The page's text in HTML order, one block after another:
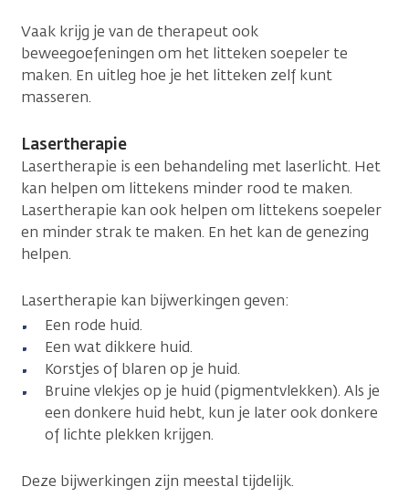
Vaak krijg je van de therapeut ook
beweegoefeningen om het litteken soepeler te
maken. En uitleg hoe je het litteken zelf kunt
masseren.
Lasertherapie
Lasertherapie is een behandeling met laserlicht. Het
kan helpen om littekens minder rood te maken.
Lasertherapie kan ook helpen om littekens soepeler
en minder strak te maken. En het kan de genezing
helpen.
Lasertherapie kan bijwerkingen geven:
Een rode huid.
Een wat dikkere huid.
Korstjes of blaren op je huid.
Bruine vlekjes op je huid (pigmentvlekken). Als je
een donkere huid hebt, kun je later ook donkere
of lichte plekken krijgen.
Deze bijwerkingen zijn meestal tijdelijk.